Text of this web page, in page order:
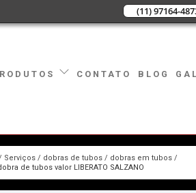
(11) 97164-
CONTATO BLOG
Serviços dobras de tubos
dobras em tubos
de tubos valor LIBERATO SALZANO